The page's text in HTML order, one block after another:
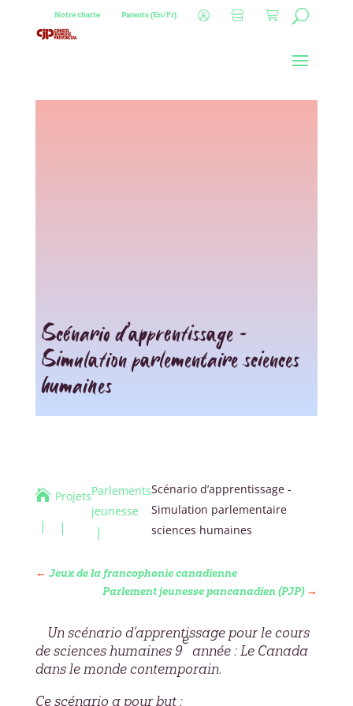
Notre charte Parents (En/Fr)
Scénario d’apprentissage –
Simulation parlementaire sciences
humaines
 ProjetsParlements
jeunesse
Scénario d’apprentissage -
Simulation parlementaire
sciences humaines
← Jeux de la francophonie canadienne
Parlement jeunesse pancanadien (PJP)→
Un scénario d’apprentissage pour le cours
de sciences humaines 9
e
année :Le Canada
dans le monde contemporain.
Ce scénario a pour but :